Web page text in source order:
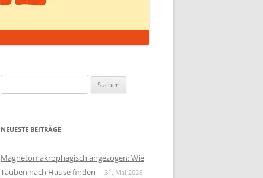
nach:
NEUESTE BEITRÄGE
Magnetomakrophagisch angezogen: Wie
Tauben nach Hause finden
31. Mai 2026